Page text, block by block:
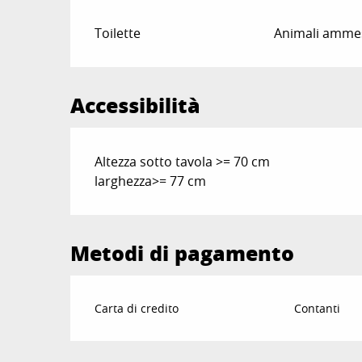
Toilette Animali
Accessibilità
Altezza sotto tavola >= 70 cm
larghezza>= 77 cm
Metodi di pagamento
Carta di credito Contanti